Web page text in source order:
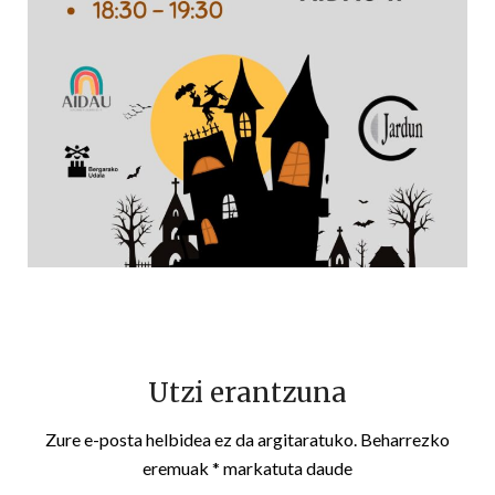
Utzi erantzuna
Zure e-posta helbidea ez da argitaratuko. Beharrezko
eremuak * markatuta daude